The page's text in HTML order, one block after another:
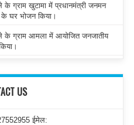
के ग्राम खुटामा में प्रधानमंत्री जनमन
के घर भोजन किया।
के ग्राम आमला में आयोजित जनजातीय
US
ईमेल: